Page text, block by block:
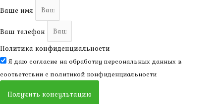
Ваше имя
Ваш телефон
Политика конфиденциальности
Я даю согласие на обработку персональных данных в
соответствии с политикой конфиденциальности
Получить консультацию